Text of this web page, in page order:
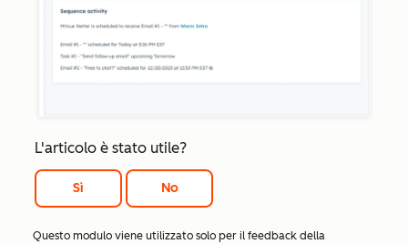
L'articolo è stato utile?
Sì No
Questo modulo viene utilizzato solo per il feedback della